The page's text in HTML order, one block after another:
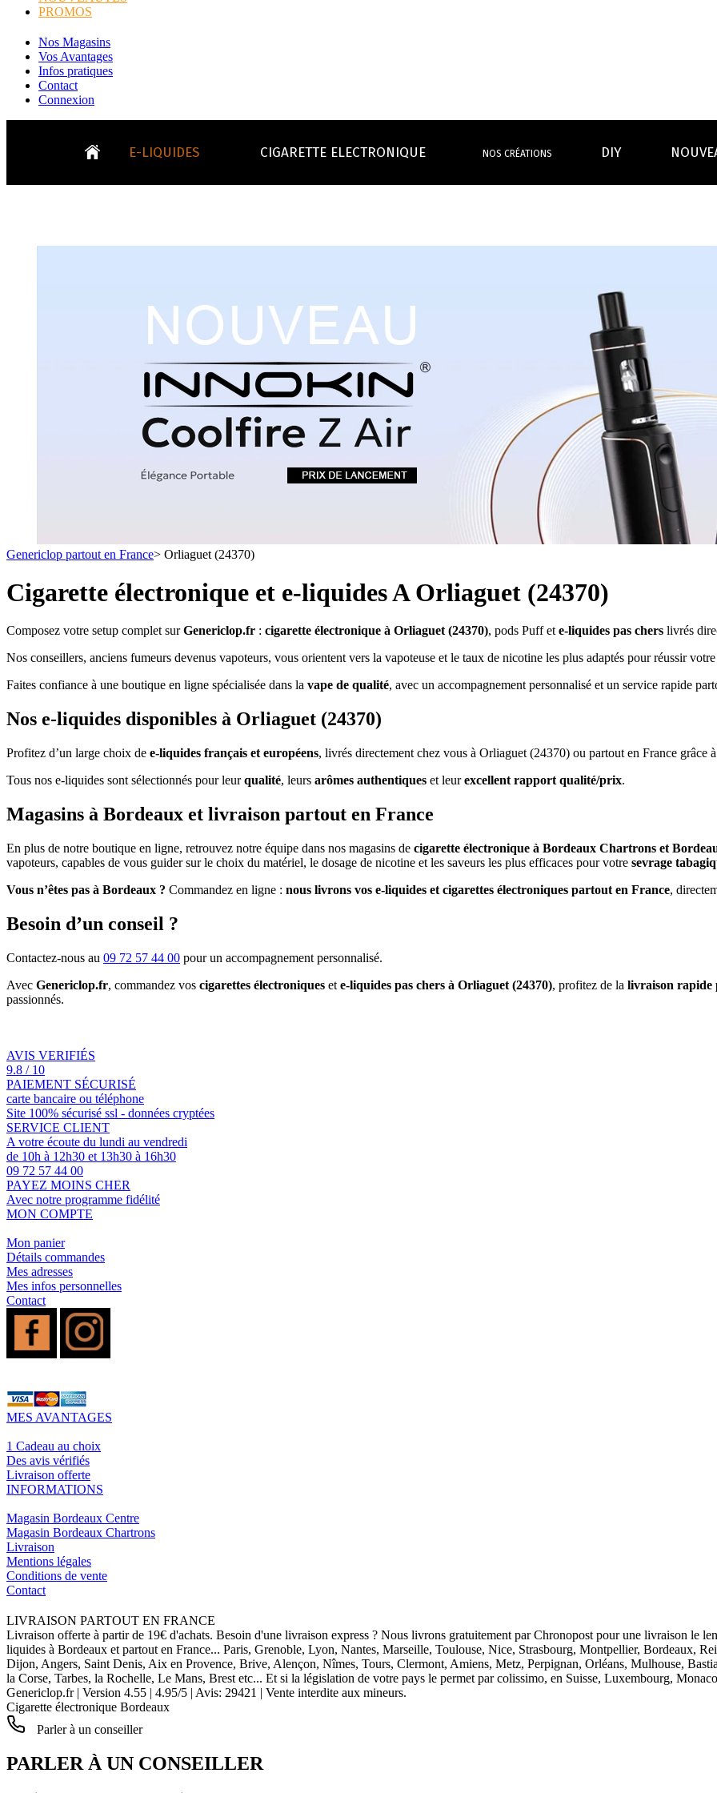
PROMOS
Nos Magasins
Vos Avantages
Infos pratiques
Contact
Connexion
E-LIQUIDES
TOUS LES E-LIQUIDES
- VÉGÉTAL/NATUREL
- SELS DE NICOTINE
- FORMATS ÉCONOMIQUES
- LES PLUS VENDUS
- LES PACKS PROMOS
- RECHERCHE AVANCÉE
MAXI FORMATS
100ml et +
GRANDS
50ml
CIGARETTE ELECTRONIQUE
Formats classiques
Formats Boxs
simple d'emploi
Toutes les marques
Eleaf, Aspire,
Smok, Innokin, Joyetech ...
LES MINI-CLOPES
Pods & Formats Poche
Les Accus
piles
pour boxs
Toutes les
coils, têtes
Les
pour
RBA
NOS CRÉATIONS DIY
LE BLOG
- INFOS GENERICLOP
- INFOS VAPE
- LES ASTUCES
- FOCUS PRODUIT
- LES MEDECINS
VOS AVANTAGES
Livraison offerte
1 Cadeau au choix
Un problème, une question ?
Quel kit de cigarette choisir ?
Quel E-liquide choisir ?
Quelle Accu choisir ?
Le végétol c'est quoi ?
Voir tout
Genericlop partout en France> Orliaguet (24370)
Cigarette électronique et e-liquides A Orliaguet (24370)
Composez votre setup complet surGenericlop.fr : cigarette électronique à Orliaguet (24370), pods Puff ete-liquides pas chers livrés
Nos conseillers, anciens fumeurs devenus vapoteurs, vous orientent vers la vapoteuse et le taux de nicotine les plus adaptés pour réussir
Faites confiance à une boutique en ligne spécialisée dans la vape de qualité, avec un accompagnement personnalisé et un service rapide
Nos e-liquides disponibles à Orliaguet (24370)
Profitez d’un large choix de e-liquides français et européens, livrés directement chez vous à Orliaguet (24370) ou partout en France grâce
Tous nos e-liquides sont sélectionnés pour leurqualité, leurs arômes authentiques et leurexcellent rapport qualité/prix.
Magasins à Bordeaux et livraison partout en France
En plus de notre boutique en ligne, retrouvez notre équipe dans nos magasins de cigarette électronique à Bordeaux Chartrons et
vapoteurs, capables de vous guider sur le choix du matériel, le dosage de nicotine et les saveurs les plus efficaces pour votre sevrage
Vous n’êtes pas à Bordeaux ? Commandez en ligne : nous livrons vos e-liquides et cigarettes électroniques partout en France,
Besoin d’un conseil ?
Contactez-nous au 09 72 57 44 00 pour un accompagnement personnalisé.
Avec Genericlop.fr, commandez vos cigarettes électroniques et e-liquides pas chers à Orliaguet (24370), profitez de la livraison rapide
passionnés.
AVIS VERIFIÉS
9.8 / 10
PAIEMENT SÉCURISÉ
carte bancaire ou téléphone
Site 100% sécurisé ssl - données cryptées
SERVICE CLIENT
A votre écoute du lundi au vendredi
de 10h à 12h30 et 13h30 à 16h30
09 72 57 44 00
PAYEZ MOINS CHER
Avec notre programme fidélité
MON COMPTE
Mon panier
Détails commandes
Mes adresses
Mes infos personnelles
Contact
MES AVANTAGES
1 Cadeau au choix
Des avis vérifiés
Livraison offerte
INFORMATIONS
Magasin Bordeaux Centre
Magasin Bordeaux Chartrons
Livraison
Mentions légales
Conditions de vente
Contact
LIVRAISON PARTOUT EN FRANCE
Livraison offerte à partir de 19€ d'achats. Besoin d'une livraison express ? Nous livrons gratuitement par Chronopost pour une livraison le
liquides à Bordeaux et partout en France... Paris, Grenoble, Lyon, Nantes, Marseille, Toulouse, Nice, Strasbourg, Montpellier, Bordeaux,
Dijon, Angers, Saint Denis, Aix en Provence, Brive, Alençon, Nîmes, Tours, Clermont, Amiens, Metz, Perpignan, Orléans, Mulhouse,
la Corse, Tarbes, la Rochelle, Le Mans, Brest etc... Et si la législation de votre pays le permet par colissimo, en Suisse, Luxembourg,
Genericlop.fr| Version 4.55 | 4.95/5 | Avis: 29421 | Vente interdite aux mineurs.
Cigarette électronique Bordeaux
Parler à un conseiller
PARLER À UN CONSEILLER